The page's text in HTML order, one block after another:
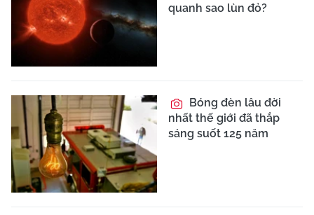
quanh sao lùn đỏ?
Bóng đèn lâu đời
nhất thế giới đã thắp
sáng suốt 125 năm